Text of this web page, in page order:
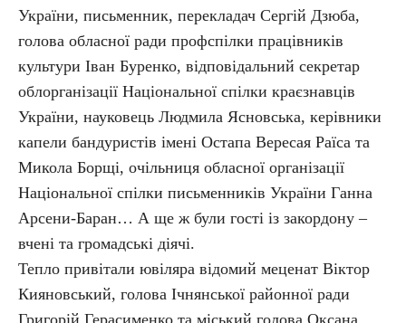
України, письменник, перекладач Сергій Дзюба,
голова обласної ради профспілки працівників
культури Іван Буренко, відповідальний секретар
облорганізації Національної спілки краєзнавців
України, науковець Людмила Ясновська, керівники
капели бандуристів імені Остапа Вересая Раїса та
Микола Борщі, очільниця обласної організації
Національної спілки письменників України Ганна
Арсени-Баран… А ще ж були гості із закордону –
вчені та громадські діячі.
Тепло привітали ювіляра відомий меценат Віктор
Кияновський, голова Ічнянської районної ради
Григорій Герасименко та міський голова Оксана